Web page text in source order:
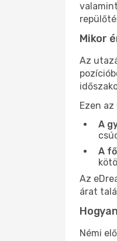
Mikor
Az
Ezen
A
A
Az
árat
Némi